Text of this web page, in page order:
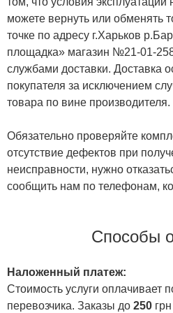
можете вернуть или обменять
точке по адресу г.Харьков
площадка» магазин №21-01-
службами доставки. Доставка
покупателя за исключением
товара по вине производителя.
Обязательно проверяйте
отсутствие дефектов при
неисправности, нужно
сообщить нам по телефонам,
Способы
Наложенный платеж:
Стоимость услуги оплачивает
перевозчика. Заказы до 250